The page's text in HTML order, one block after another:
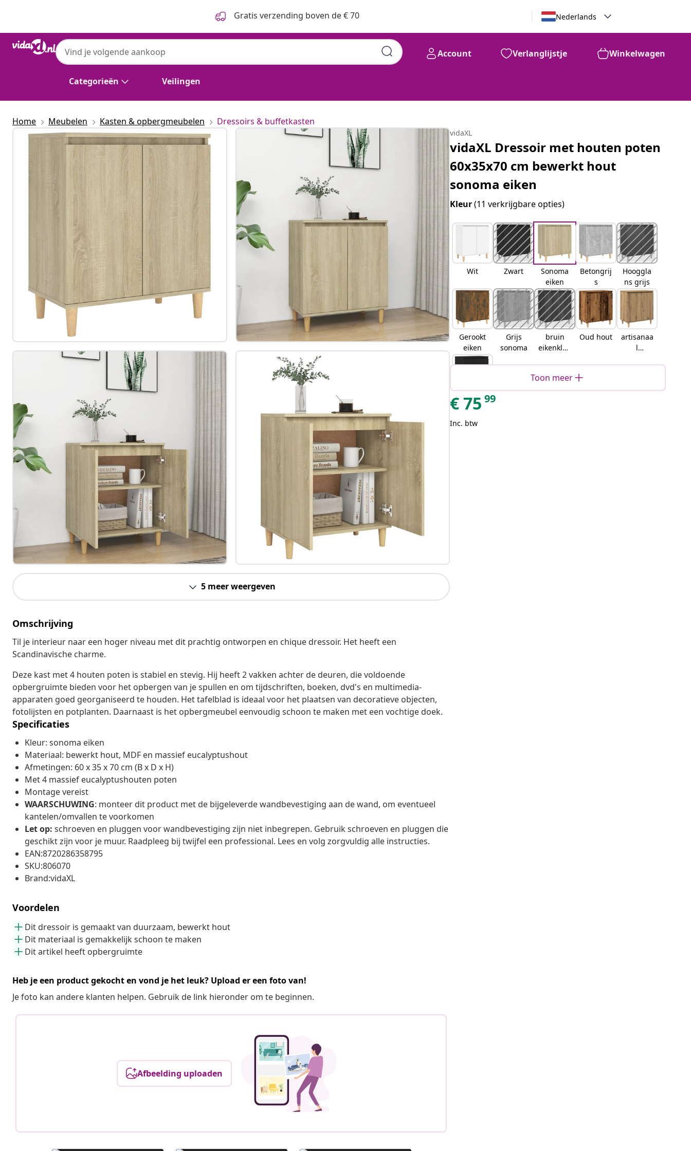
Gratis verzending boven de € 70 Nederlands
Categorieën Veilingen
Account Verlanglijstje Winkelwagen
Home Meubelen Kasten & opbergmeubelen Dressoirs & buffetkasten
5 meer weergeven
Omschrijving
Til je interieur naar een hoger niveau met dit prachtig ontworpen en chique dressoir. Het heeft een
Scandinavische charme.
Deze kast met 4 houten poten is stabiel en stevig. Hij heeft 2 vakken achter de deuren, die voldoende
opbergruimte bieden voor het opbergen van je spullen en om tijdschriften, boeken, dvd's en multimedia-
apparaten goed georganiseerd te houden. Het tafelblad is ideaal voor het plaatsen van decoratieve objecten,
fotolijsten en potplanten. Daarnaast is het opbergmeubel eenvoudig schoon te maken met een vochtige doek.
Specificaties
Kleur: sonoma eiken
Materiaal: bewerkt hout, MDF en massief eucalyptushout
Afmetingen: 60 x 35 x 70 cm (B x D x H)
Met 4 massief eucalyptushouten poten
Montage vereist
WAARSCHUWING: monteer dit product met de bijgeleverde wandbevestiging aan de wand, om eventueel
kantelen/omvallen te voorkomen
Let op: schroeven en pluggen voor wandbevestiging zijn niet inbegrepen. Gebruik schroeven en pluggen die
geschikt zijn voor je muur. Raadpleeg bij twijfel een professional. Lees en volg zorgvuldig alle instructies.
EAN:8720286358795
SKU:806070
Brand:vidaXL
Voordelen
Dit dressoir is gemaakt van duurzaam, bewerkt hout
Dit materiaal is gemakkelijk schoon te maken
Dit artikel heeft opbergruimte
Heb je een product gekocht en vond je het leuk? Upload er een foto van!
Je foto kan andere klanten helpen. Gebruik de link hieronder om te beginnen.
Afbeelding uploaden
vidaXL
vidaXL Dressoir met houten poten
60x35x70 cm bewerkt hout
sonoma eiken
Kleur(11 verkrijgbare opties)
Wit Zwart
Sonoma
eiken
Betongrij
s
Hooggla
ns grijs
Gerookt
eiken
Grijs
sonoma
bruin
eikenkleu
Oud hout
artisanaa
l
Zwart
Toon meer
€75 99
Inc. btw